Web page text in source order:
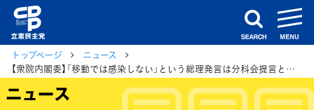
search
トップページ
ニュース
【衆院内閣委】「移動では感染しない」という総理発言は分科会提言と真逆、今井雅人議員
ニュース